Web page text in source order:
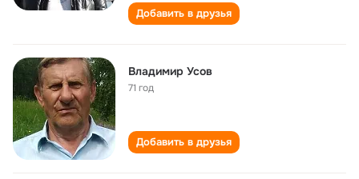
Добавить в друзья
Владимир Усов
71 год
Добавить в друзья